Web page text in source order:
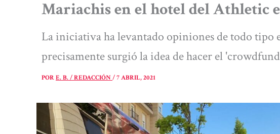
Mariachis en el hotel del Athletic
La iniciativa ha levantado opiniones de todo tipo
precisamente surgió la idea de hacer el
PORE. B. / REDACCIÓN/7 ABRIL, 2021